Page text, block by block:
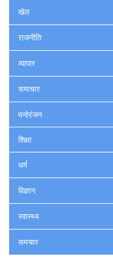
खेल
राजनीति
व्यापार
समाचार
मनोरंजन
शिक्षा
धर्म
विज्ञान
स्वास्थ्य
समचार